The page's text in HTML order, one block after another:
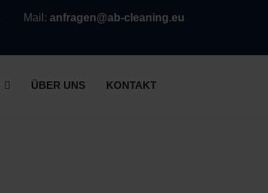
Mail: anfragen@ab-cleaning.eu
ÜBER UNS KONTAKT